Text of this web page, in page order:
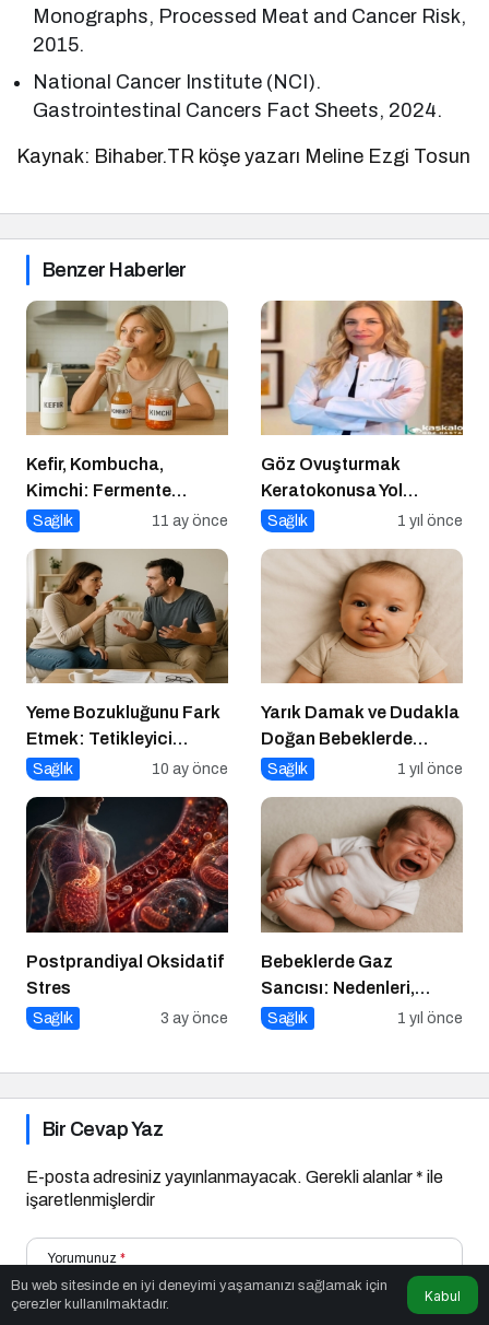
Monographs, Processed Meat and Cancer Risk,
2015.
National Cancer Institute (NCI).
Gastrointestinal Cancers Fact Sheets, 2024.
Kaynak: Bihaber.TR köşe yazarı Meline Ezgi Tosun
Benzer Haberler
Kefir, Kombucha,
Kimchi: Fermente
Gıdalar Sağlıkta Yeni
Sağlık 11 ay önce
Göz Ovuşturmak
Keratokonusa Yol
Açabilir
Sağlık 1 yıl önce
Yeme Bozukluğunu Fark
Etmek: Tetikleyici
Anlarla Yüzleşmek
Sağlık 10 ay önce
Yarık Damak ve Dudakla
Doğan Bebeklerde
Beslenme
Sağlık 1 yıl önce
Postprandiyal Oksidatif
Stres
Sağlık 3 ay önce
Bebeklerde Gaz
Sancısı: Nedenleri,
Belirtileri ve Etkili
Sağlık 1 yıl önce
Bir Cevap Yaz
E-posta adresiniz yayınlanmayacak. Gerekli alanlar* ile
işaretlenmişlerdir
Yorumunuz *
Bu web sitesinde en iyi deneyimi yaşamanızı sağlamak için
çerezler kullanılmaktadır.
Kabul